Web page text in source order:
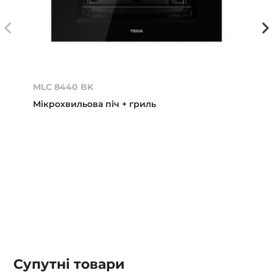
MLC 8440 BK
Мікрохвильова піч + гриль
Супутні товари